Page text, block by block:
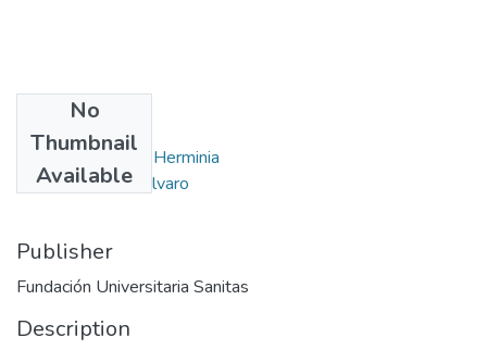
No
Thumbnail
Available
Authors
Roa Trujillo, Sonia Herminia
García Martínez, Álvaro
Publisher
Fundación Universitaria Sanitas
Description